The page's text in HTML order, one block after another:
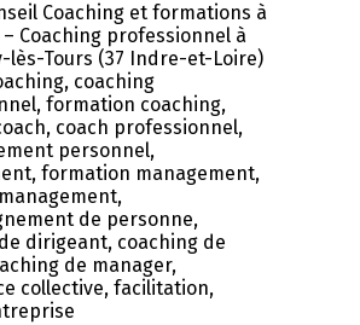
Coaching et formations à
– Coaching professionnel à
lès-Tours (37 Indre-et-Loire)
coaching
formation coaching,
coach professionnel,
personnel,
formation management,
de personne,
dirigeant, coaching de
de manager,
collective, facilitation,